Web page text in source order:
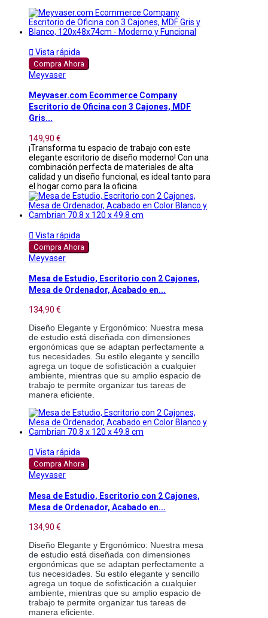
 Vista rápida
Compra Ahora
Meyvaser
Meyvaser.com Ecommerce Company
Escritorio de Oficina con 3 Cajones, MDF
Gris...
149,90 €
¡Transforma tu espacio de trabajo con este
elegante escritorio de diseño moderno! Con una
combinación perfecta de materiales de alta
calidad y un diseño funcional, es ideal tanto para
el hogar como para la oficina.
 Vista rápida
Compra Ahora
Meyvaser
Mesa de Estudio, Escritorio con 2 Cajones,
Mesa de Ordenador, Acabado en...
134,90 €
Diseño Elegante y Ergonómico: Nuestra mesa
de estudio está diseñada con dimensiones
ergonómicas que se adaptan perfectamente a
tus necesidades. Su estilo elegante y sencillo
agrega un toque de sofisticación a cualquier
ambiente, mientras que su amplio espacio de
trabajo te permite organizar tus tareas de
manera eficiente.
 Vista rápida
Compra Ahora
Meyvaser
Mesa de Estudio, Escritorio con 2 Cajones,
Mesa de Ordenador, Acabado en...
134,90 €
Diseño Elegante y Ergonómico: Nuestra mesa
de estudio está diseñada con dimensiones
ergonómicas que se adaptan perfectamente a
tus necesidades. Su estilo elegante y sencillo
agrega un toque de sofisticación a cualquier
ambiente, mientras que su amplio espacio de
trabajo te permite organizar tus tareas de
manera eficiente.